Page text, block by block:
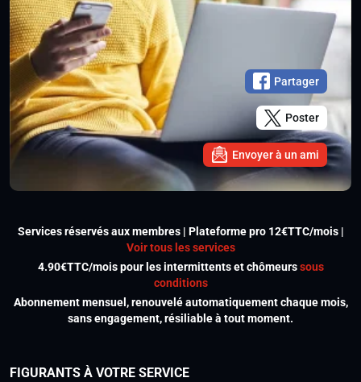
Partager
Poster
Envoyer à un ami
Services réservés aux membres | Plateforme pro 12€TTC/mois |
Voir tous les services
4.90€TTC/mois pour les intermittents et chômeurssous
conditions
Abonnement mensuel, renouvelé automatiquement chaque mois,
sans engagement, résiliable à tout moment.
FIGURANTS À VOTRE SERVICE